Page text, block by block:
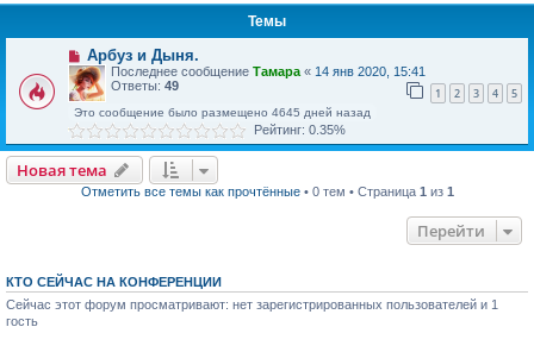
Темы
Арбуз и Дыня.
Последнее сообщение Тамара « 14 янв 2020, 15:41
Ответы: 49 1 2 3 4 5
Это сообщение было размещено 4645 дней назад
Рейтинг: 0.35%
Новая тема
Отметить все темы как прочтённые• 0 тем • Страница 1 из 1
Перейти
КТО СЕЙЧАС НА КОНФЕРЕНЦИИ
Сейчас этот форум просматривают: нет зарегистрированных пользователей и 1
гость